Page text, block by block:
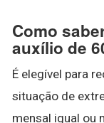
Como
auxílio de
É elegível para
situação de
mensal igual ou